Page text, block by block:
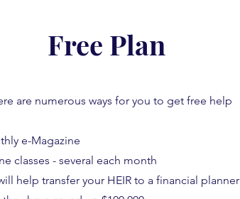
Free Plan
are numerous ways for you to get free help
e-Magazine
classes - several each month
help transfer your HEIR to a financial planner